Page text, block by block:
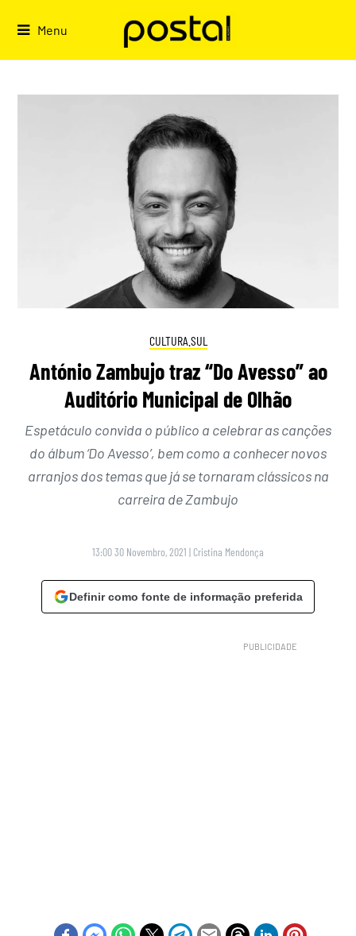
Menu
CULTURA.SUL
António Zambujo traz “Do Avesso” ao
Auditório Municipal de Olhão
Espetáculo convida o público a celebrar as canções
do álbum ‘Do Avesso’, bem como a conhecer novos
arranjos dos temas que já se tornaram clássicos na
carreira de Zambujo
13:00 30 Novembro, 2021 | Cristina Mendonça
Definir como fonte de informação preferida